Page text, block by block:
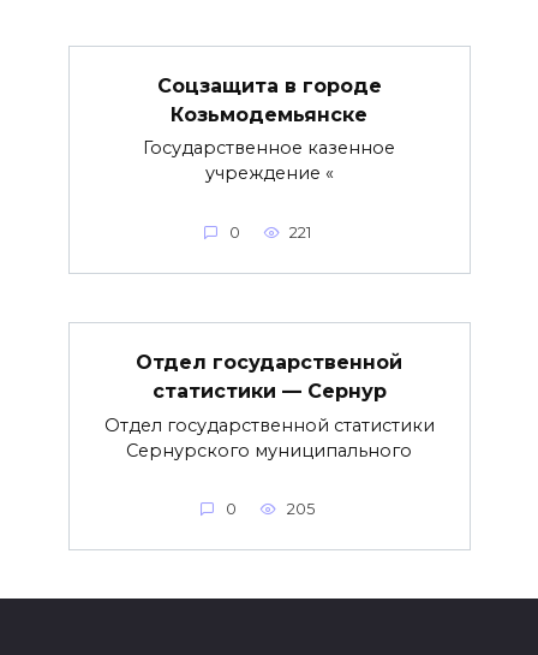
Соцзащита в городе
Козьмодемьянске
Государственное казенное
учреждение «
0 221
Отдел государственной
статистики — Сернур
Отдел государственной статистики
Сернурского муниципального
0 205